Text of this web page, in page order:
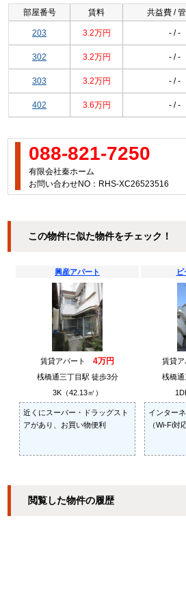
部屋番号 賃料 共益費 /
203 3.2万円 - / -
302 3.2万円 - / -
303 3.2万円 - / -
402 3.6万円 - / -
088-821-7250
有限会社秦ホーム
お問い合わせNO：RHS-XC26523516
この物件に似た物件をチェック！
興産アパート
賃貸アパート 4万円
桟橋通三丁目駅 徒歩3分
3K（42.13㎡）
近くにスーパー・ドラッグスト
アがあり、お買い物便利
賃貸
桟橋
インター
（Wi-Fi対
閲覧した物件の履歴